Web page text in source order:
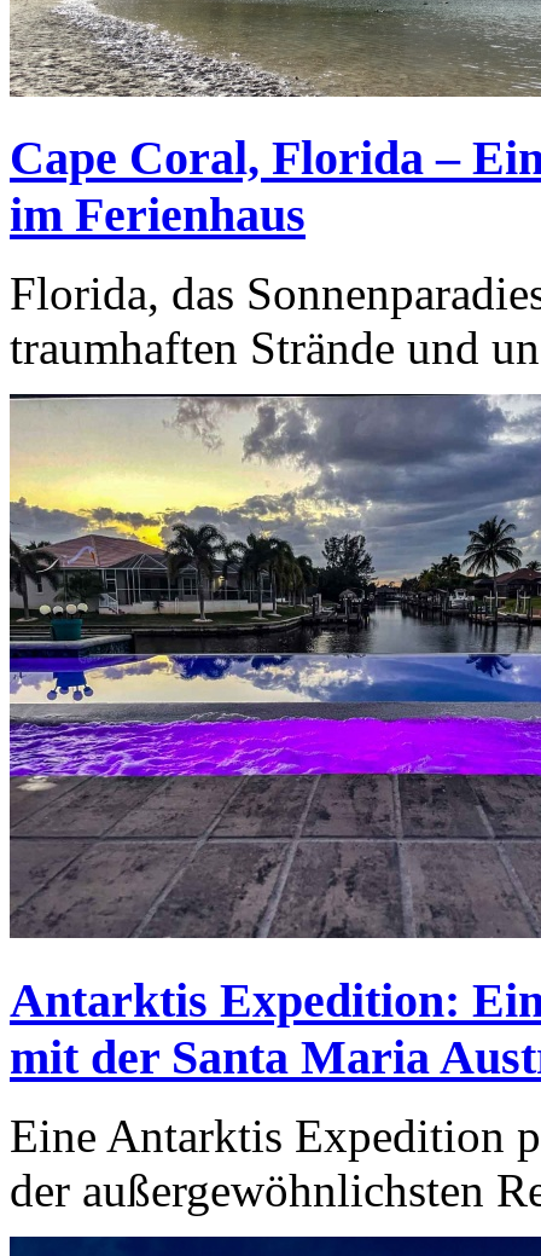
Cape Coral, Florida –
im Ferienhaus
Florida, das
traumhaften Strände und
Antarktis Expedition:
mit der Santa Maria
Eine Antarktis Expedition
der außergewöhnlichsten